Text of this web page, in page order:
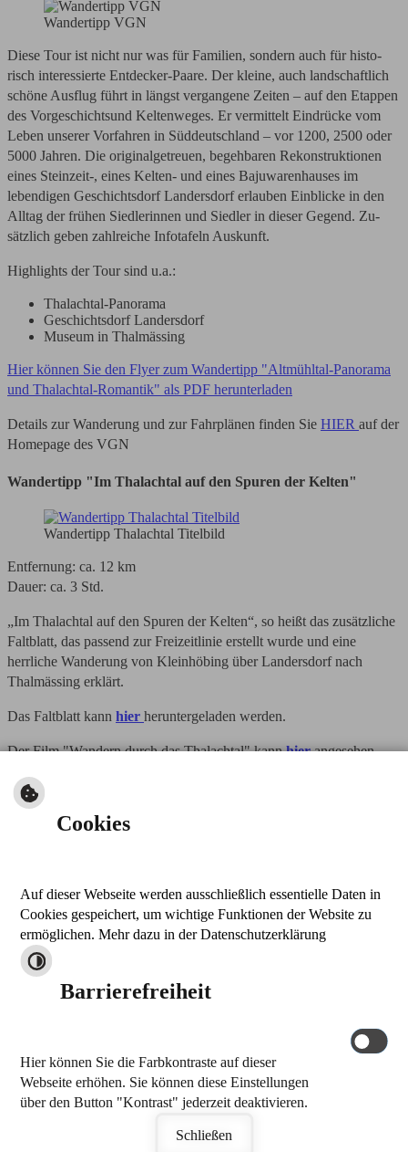
Wandertipp VGN
Diese Tour ist nicht nur was für Familien, sondern auch für his­to­
risch interessierte Entdecker-Paare. Der kleine, auch land­schaft­lich
schöne Ausflug führt in längst vergangene Zeiten – auf den Etappen
des Vorgeschichtsund Keltenweges. Er vermittelt Eindrücke vom
Leben unserer Vorfahren in Süddeutschland – vor 1200, 2500 oder
5000 Jahren. Die originalgetreuen, begehbaren Rekonstruktionen
eines Steinzeit-, eines Kelten- und eines Bajuwarenhauses im
lebendigen Geschichtsdorf Landersdorf erlauben Einblicke in den
Alltag der frühen Siedlerinnen und Siedler in dieser Gegend. Zu­
sätz­lich geben zahl­reiche Infotafeln Auskunft.
High­lights der Tour sind u.a.:
Thalachtal-Panorama
Geschichtsdorf Landersdorf
Museum in Thalmässing
Hier können Sie den Flyer zum Wandertipp "Altmühltal-Panorama
und Thalachtal-Romantik" als PDF herunterladen
Details zur Wanderung und zur Fahrplänen finden Sie HIER auf der
Homepage des VGN
Wandertipp "Im Thalachtal auf den Spuren der Kelten"
Wandertipp Thalachtal Titelbild
Entfernung: ca. 12 km
Dauer: ca. 3 Std.
„Im Thalachtal auf den Spuren der Kelten“, so heißt das zusätzliche
Faltblatt, das passend zur Freizeitlinie erstellt wurde und eine
herrliche Wanderung von Kleinhöbing über Landersdorf nach
Thalmässing erklärt.
Das Faltblatt kann hier heruntergeladen werden.
Der Film "Wandern durch das Thalachtal" kannhierangesehen
Link zur Homepage des VGN mit näheren Informationen und
Fahrplanauskunft
nach oben
drucken
Kontakt
Markt Thalmässing
Tel.: 09173 909-0
Fax: 09173 909-32
E-Mail schreiben
Cookies
Auf dieser Webseite werden ausschließlich essentielle Daten in
Cookies gespeichert, um wichtige Funktionen der Website zu
ermöglichen. Mehr dazu in der Datenschutzerklärung
Barrierefreiheit
Hier können Sie die Farbkontraste auf dieser
Webseite erhöhen. Sie können diese Einstellungen
über den Button "Kontrast" jederzeit deaktivieren.
Schließen